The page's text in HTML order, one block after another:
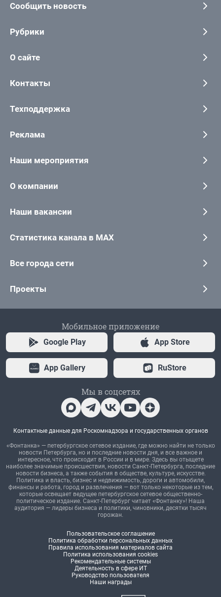
Сообщить новость
Рубрики
О сайте
Контакты
Техподдержка
Реклама
Наши мероприятия
О компании
Наши вакансии
Статистика канала в MAX
Все города сети
Проекты
Мобильное приложение
Google Play App Store
App Gallery RuStore
Мы в соцсетях
Контактные данные для Роскомнадзора и государственных органов
«Фонтанка» — петербургское сетевое издание, где можно найти не только
новости Петербурга, но и последние новости дня, и все важное и
интересное, что происходит в России и в мире. Здесь вы отыщете
наиболее значимые происшествия, новости Санкт-Петербурга, последние
новости бизнеса, а также события в обществе, культуре, искусстве.
Политика и власть, бизнес и недвижимость, дороги и автомобили,
финансы и работа, город и развлечения — вот только некоторые из тем,
которые освещает ведущее петербургское сетевое общественно-
политическое издание. Санкт-Петербург читает «Фонтанку»! Наша
аудитория — лидеры бизнеса и политики, чиновники, десятки тысяч
горожан.
Пользовательское соглашение
Политика обработки персональных данных
Правила использования материалов сайта
Политика использования cookies
Рекомендательные системы
Деятельность в сфере ИТ
Руководство пользователя
Наши награды